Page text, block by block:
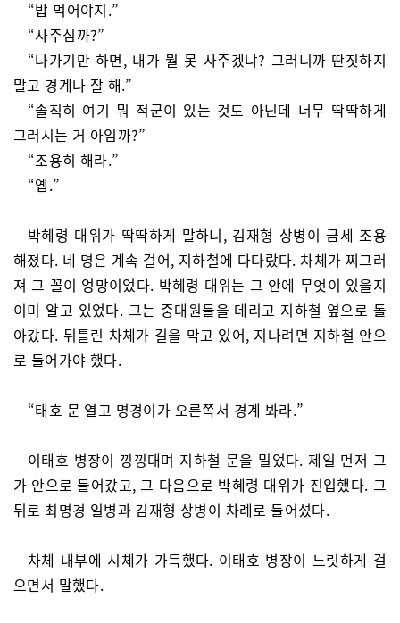
“밥 먹어야지.”
“사주심까?”
“나가기만 하면, 내가 뭘 못 사주겠냐? 그러니까 딴짓하지
말고 경계나 잘 해.”
“솔직히 여기 뭐 적군이 있는 것도 아닌데 너무 딱딱하게
그러시는 거 아임까?”
“조용히 해라.”
“옙.”
박혜령 대위가 딱딱하게 말하니, 김재형 상병이 금세 조용
해졌다. 네 명은 계속 걸어, 지하철에 다다랐다. 차체가 찌그러
져 그 꼴이 엉망이었다. 박혜령 대위는 그 안에 무엇이 있을지
이미 알고 있었다. 그는 중대원들을 데리고 지하철 옆으로 돌
아갔다. 뒤틀린 차체가 길을 막고 있어, 지나려면 지하철 안으
로 들어가야 했다.
“태호 문 열고 명경이가 오른쪽서 경계 봐라.”
이태호 병장이 낑낑대며 지하철 문을 밀었다. 제일 먼저 그
가 안으로 들어갔고, 그 다음으로 박혜령 대위가 진입했다. 그
뒤로 최명경 일병과 김재형 상병이 차례로 들어섰다.
차체 내부에 시체가 가득했다. 이태호 병장이 느릿하게 걸
으면서 말했다.